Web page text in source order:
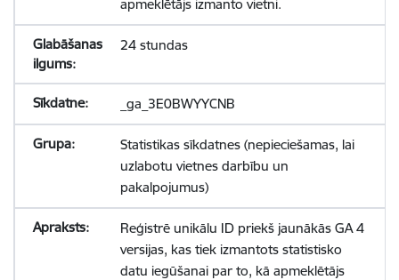
apmeklētājs izmanto vietni.
24 stundas
_ga_3E0BWYYCNB
Statistikas sīkdatnes (nepieciešamas, lai
uzlabotu vietnes darbību un
pakalpojumus)
Reģistrē unikālu ID priekš jaunākās GA 4
versijas, kas tiek izmantots statistisko
datu iegūšanai par to, kā apmeklētājs